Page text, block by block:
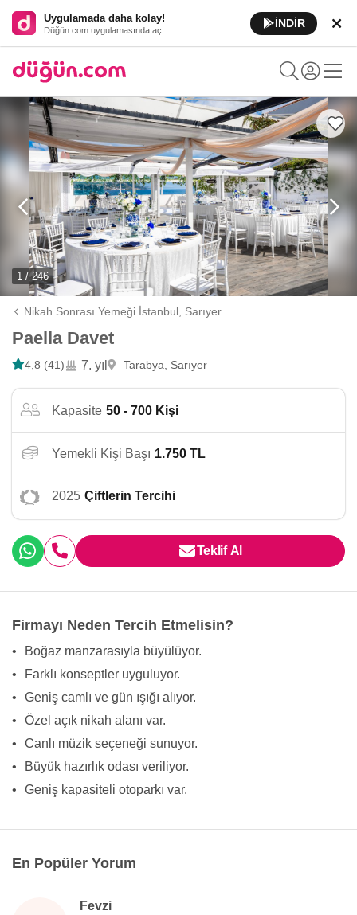
Uygulamada daha kolay!
Düğün.com uygulamasında aç
İNDİR
1 / 246
Nikah Sonrası Yemeği İstanbul, Sarıyer
Paella Davet
4,8 (41) 7. yıl Tarabya, Sarıyer
Kapasite 50 - 700 Kişi
Yemekli Kişi Başı 1.750 TL
2025 Çiftlerin Tercihi
Teklif Al
Firmayı Neden Tercih Etmelisin?
•
Boğaz manzarasıyla büyülüyor.
•
Farklı konseptler uyguluyor.
•
Geniş camlı ve gün ışığı alıyor.
•
Özel açık nikah alanı var.
•
Canlı müzik seçeneği sunuyor.
•
Büyük hazırlık odası veriliyor.
•
Geniş kapasiteli otoparkı var.
En Popüler Yorum
Fevzi